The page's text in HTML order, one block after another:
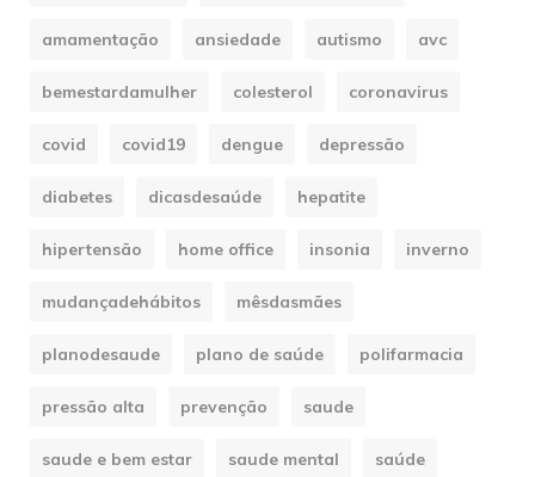
amamentação ansiedade autismo avc
bemestardamulher colesterol coronavirus
covid covid19 dengue depressão
diabetes dicasdesaúde hepatite
hipertensão home office insonia inverno
mudançadehábitos mêsdasmães
planodesaude plano de saúde polifarmacia
pressão alta prevenção saude
saude e bem estar saude mental saúde